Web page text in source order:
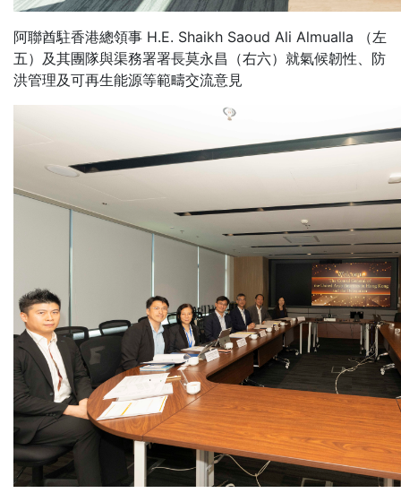
阿聯酋駐香港總領事 H.E. Shaikh Saoud Ali Almualla （左
五）及其團隊與渠務署署長莫永昌（右六）就氣候韌性、防
洪管理及可再生能源等範疇交流意見